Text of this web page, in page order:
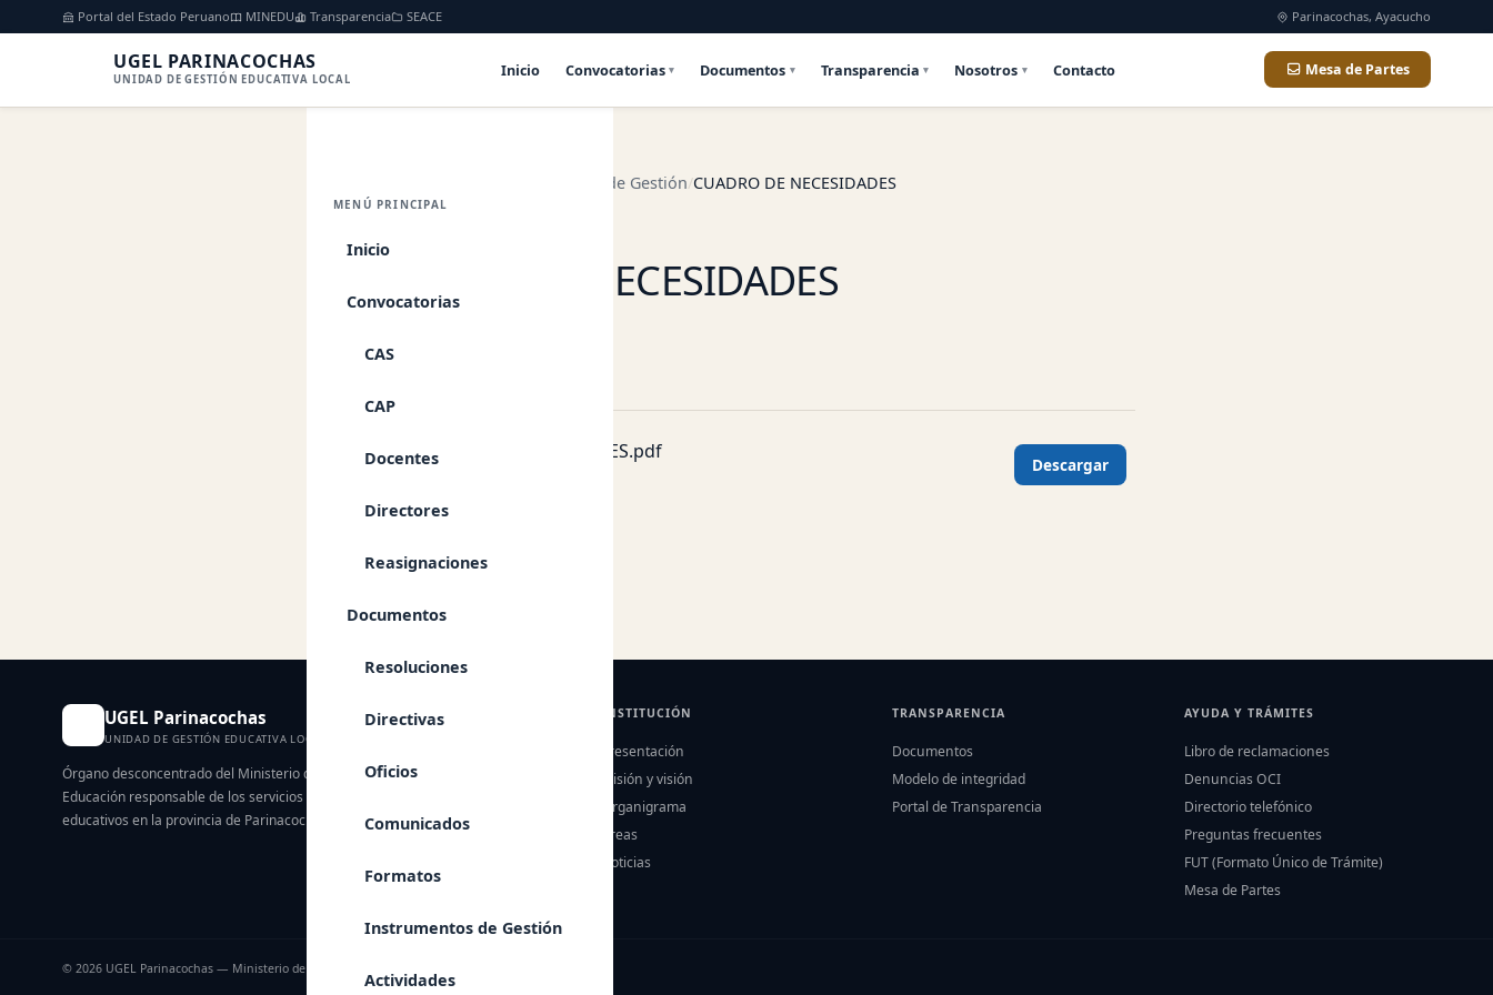
Portal del Estado Peruano MINEDU Transparencia SEACE Parinacochas, Ayacucho
UGEL PARINACOCHAS
UNIDAD DE GESTIÓN EDUCATIVA LOCAL Inicio Convocatorias Documentos Transparencia Nosotros Contacto Mesa de Partes
MENÚ PRINCIPAL
Inicio
Convocatorias
CAS
CAP
Docentes
Directores
Reasignaciones
Documentos
Resoluciones
Directivas
Oficios
Comunicados
Formatos
Instrumentos de Gestión
Actividades
Instrumento de Gestión CUADRO DE NECESIDADES
CUADRO DE NECESIDADES
CUADRO-DE-NECESIDADES.pdf
Descargar
← Volver a Documentos
UGEL Parinacochas
UNIDAD DE GESTIÓN EDUCATIVA LOCAL
Órgano desconcentrado del Ministerio de
Educación responsable de los servicios
educativos en la provincia de Parinacochas.
INSTITUCIÓN
Presentación
Misión y visión
Organigrama
Áreas
Noticias
TRANSPARENCIA
Documentos
Modelo de integridad
Portal de Transparencia
AYUDA Y TRÁMITES
Libro de reclamaciones
Denuncias OCI
Directorio telefónico
Preguntas frecuentes
FUT (Formato Único de Trámite)
Mesa de Partes
© 2026 UGEL Parinacochas — Ministerio de Educación del Perú.